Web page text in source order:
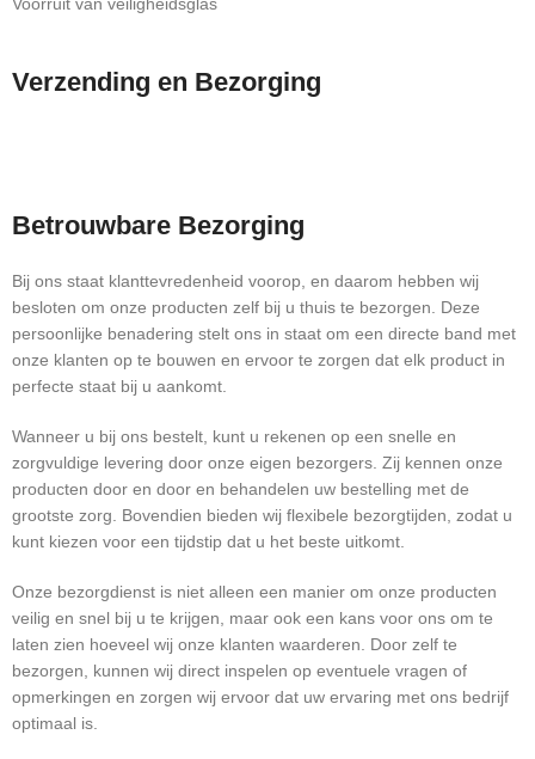
Verzending en Bezorging
Betrouwbare Bezorging
Bij ons staat klanttevredenheid voorop, en daarom hebben wij
besloten om onze producten zelf bij u thuis te bezorgen. Deze
persoonlijke benadering stelt ons in staat om een directe band met
onze klanten op te bouwen en ervoor te zorgen dat elk product in
perfecte staat bij u aankomt.
Wanneer u bij ons bestelt, kunt u rekenen op een snelle en
zorgvuldige levering door onze eigen bezorgers. Zij kennen onze
producten door en door en behandelen uw bestelling met de
grootste zorg. Bovendien bieden wij flexibele bezorgtijden, zodat u
kunt kiezen voor een tijdstip dat u het beste uitkomt.
Onze bezorgdienst is niet alleen een manier om onze producten
veilig en snel bij u te krijgen, maar ook een kans voor ons om te
laten zien hoeveel wij onze klanten waarderen. Door zelf te
bezorgen, kunnen wij direct inspelen op eventuele vragen of
opmerkingen en zorgen wij ervoor dat uw ervaring met ons bedrijf
optimaal is.